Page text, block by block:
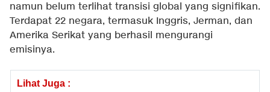
namun belum terlihat transisi global yang signifikan.
Terdapat 22 negara, termasuk Inggris, Jerman, dan
Amerika Serikat yang berhasil mengurangi
emisinya.
Lihat Juga :